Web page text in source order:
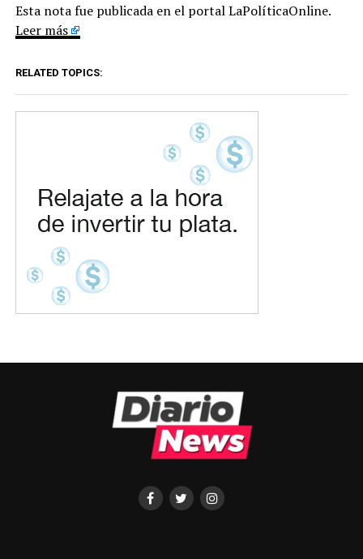
Esta nota fue publicada en el portal LaPolíticaOnline.
Leer más
RELATED TOPICS: